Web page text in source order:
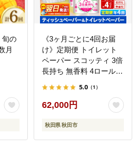
旬の
月
《3ヶ月ごとに4回お届
け》定期便 トイレット
ペーパー スコッティ 3倍
長持ち 無香料 4ロール
ュペーパー スコッティ
10箱(5箱×2P) 秋田市オ
リジナル 最短翌日発送
[スコッティ フラワーパ
5.0 （1）
62,000円
秋田県 秋田市